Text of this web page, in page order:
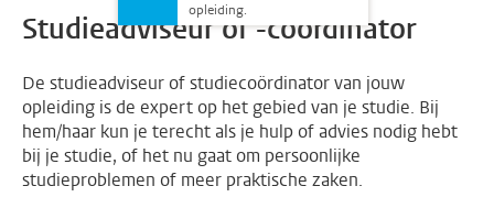
opleiding.
Studieadviseur of -coördinator
De studieadviseur of studiecoördinator van jouw
opleiding is de expert op het gebied van je studie. Bij
hem/haar kun je terecht als je hulp of advies nodig hebt
bij je studie, of het nu gaat om persoonlijke
studieproblemen of meer praktische zaken.